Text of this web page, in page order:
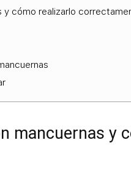
y cómo realizarlo
mancuernas y